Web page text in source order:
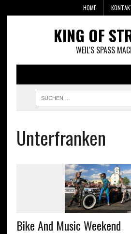
HOME
KING OF
WEIL'S SPASS
Unterfranken
Bike And Music Weekend